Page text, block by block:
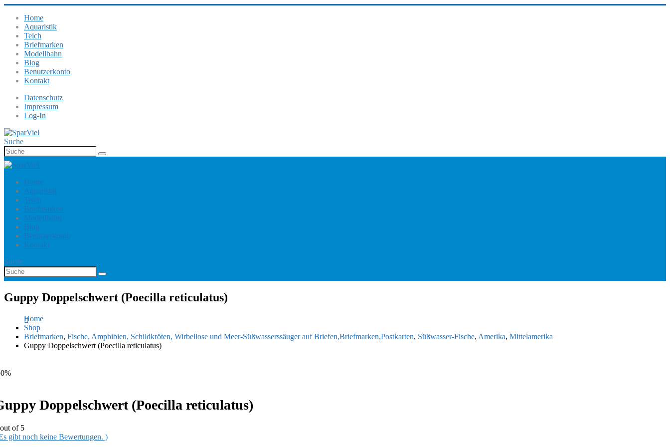
Home
Aquaristik
Teich
Briefmarken
Modellbahn
Blog
Benutzerkonto
Kontakt
Datenschutz
Impressum
Log-In
Suche
Home
Aquaristik
Teich
Briefmarken
Modellbahn
Blog
Benutzerkonto
Kontakt
Suche
Guppy Doppelschwert (Poecilla reticulatus)
Home
Shop
Briefmarken, Fische, Amphibien, Schildkröten, Wirbellose und Meer-Süßwasserssäuger auf Briefen,Briefmarken,Postkarten, Süßwasser-Fische, Amerika, Mittelamerika
Guppy Doppelschwert (Poecilla reticulatus)
Doppelschwert (Poecilla reticulatus)
of 5
gibt noch keine Bewertungen. )